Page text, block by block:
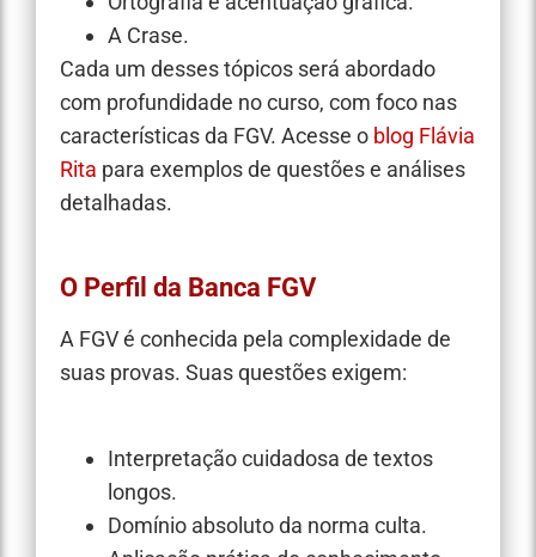
A Crase.
Cada um desses tópicos será abordado
com profundidade no curso, com foco nas
características da FGV. Acesse o blog Flávia
Rita para exemplos de questões e análises
detalhadas.
O Perfil da Banca FGV
A FGV é conhecida pela complexidade de
suas provas. Suas questões exigem:
Interpretação cuidadosa de textos
longos.
Domínio absoluto da norma culta.